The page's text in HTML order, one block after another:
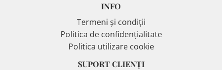
INFO
Termeni și condiții
Politica de confidențialitate
Politica utilizare cookie
SUPORT CLIENȚI